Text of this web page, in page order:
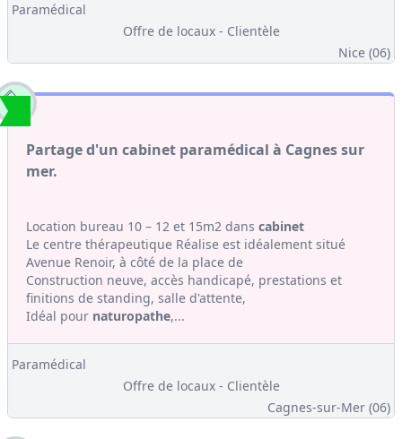
Paramédical
Offre de locaux - Clientèle
Nice (06)
Partage d'un cabinet paramédical à Cagnes sur
mer.
Location bureau 10 – 12 et 15m2 dans cabinet
Le centre thérapeutique Réalise est idéalement situé
Avenue Renoir, à côté de la place de
Construction neuve, accès handicapé, prestations et
finitions de standing, salle d'attente,
Idéal pour naturopathe,...
Paramédical
Offre de locaux - Clientèle
Cagnes-sur-Mer (06)